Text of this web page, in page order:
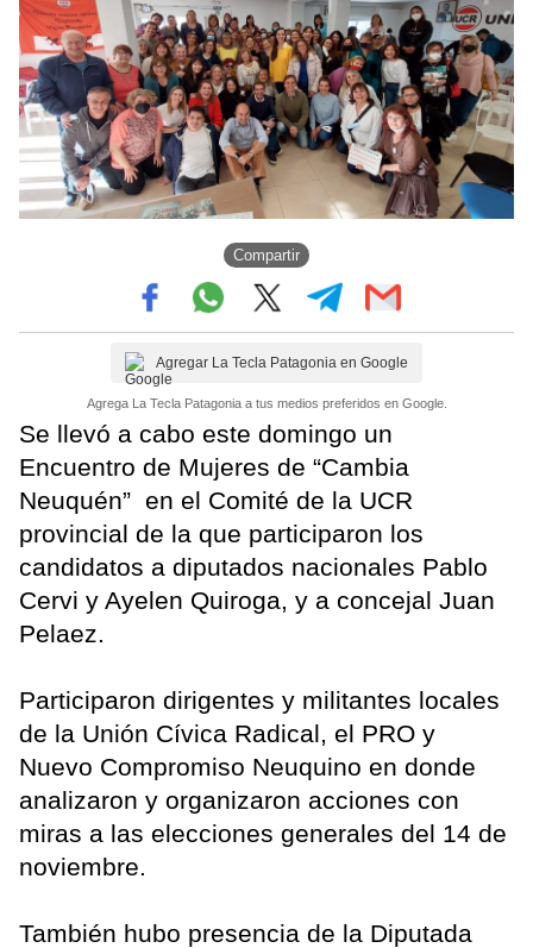
Compartir
Agregar La Tecla Patagonia en Google
Agrega La Tecla Patagonia a tus medios preferidos en Google.
Se llevó a cabo este domingo un
Encuentro de Mujeres de “Cambia
Neuquén” en el Comité de la UCR
provincial de la que participaron los
candidatos a diputados nacionales Pablo
Cervi y Ayelen Quiroga, y a concejal Juan
Pelaez.
Participaron dirigentes y militantes locales
de la Unión Cívica Radical, el PRO y
Nuevo Compromiso Neuquino en donde
analizaron y organizaron acciones con
miras a las elecciones generales del 14 de
noviembre.
También hubo presencia de la Diputada